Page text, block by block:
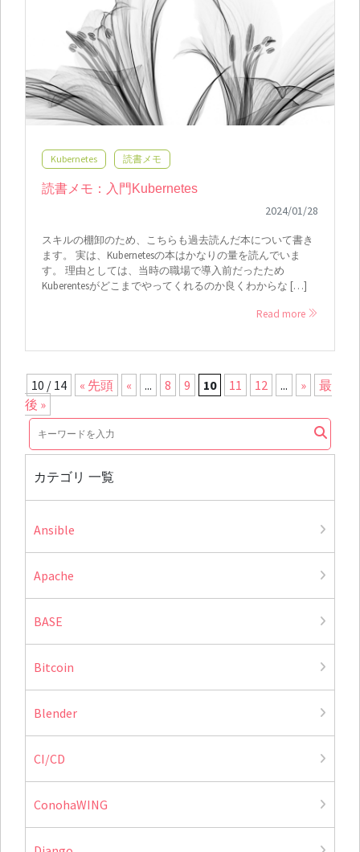
Kubernetes 読書メモ
読書メモ：入門Kubernetes
2024/01/28
スキルの棚卸のため、こちらも過去読んだ本について書き
ます。 実は、Kubernetesの本はかなりの量を読んでいま
す。 理由としては、当時の職場で導入前だったため
Kuberentesがどこまでやってくれるのか良くわからな […]
Read more
10 / 14 « 先頭 « ... 8 9 10 11 12 ... »
最
後 »
カテゴリ 一覧
Ansible
Apache
BASE
Bitcoin
Blender
CI/CD
ConohaWING